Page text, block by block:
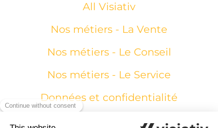
All Visiativ
Nos métiers - La Vente
Nos métiers - Le Conseil
Nos métiers - Le Service
Données et confidentialité